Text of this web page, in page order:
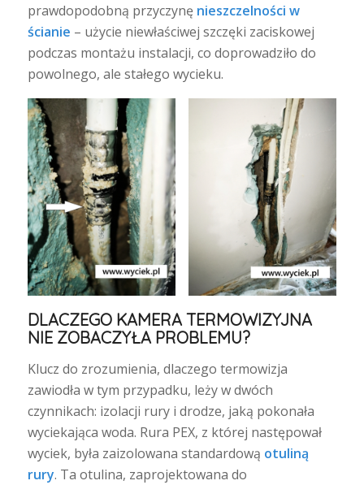
prawdopodobną przyczynę nieszczelności w
ścianie – użycie niewłaściwej szczęki zaciskowej
podczas montażu instalacji, co doprowadziło do
powolnego, ale stałego wycieku.
DLACZEGO KAMERA TERMOWIZYJNA
NIE ZOBACZYŁA PROBLEMU?
Klucz do zrozumienia, dlaczego termowizja
zawiodła w tym przypadku, leży w dwóch
czynnikach: izolacji rury i drodze, jaką pokonała
wyciekająca woda. Rura PEX, z której następował
wyciek, była zaizolowana standardową otuliną
rury. Ta otulina, zaprojektowana do